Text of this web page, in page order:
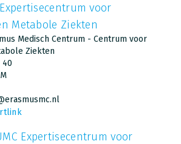
voor
Metabole Ziekten
Medisch Centrum - Centrum voor
Ziekten
40
Expertisecentrum voor